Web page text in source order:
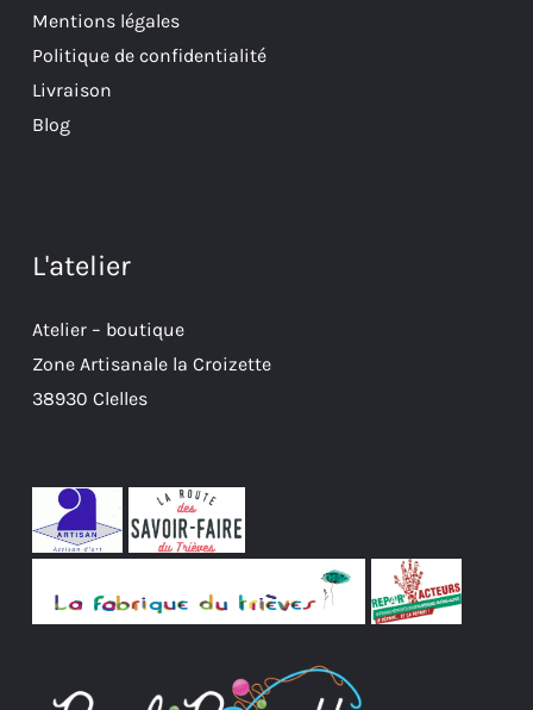
Mentions légales
Politique de confidentialité
Livraison
Blog
L'atelier
Atelier – boutique
Zone Artisanale la Croizette
38930 Clelles